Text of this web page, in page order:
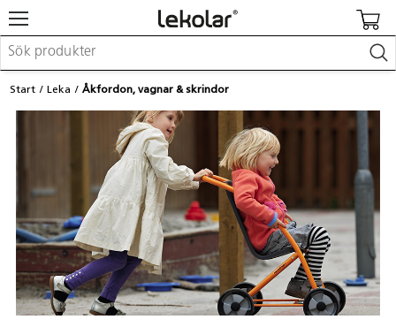
Möbler & inredning
Leka
Barnvagnar & småbarnsartiklar
Skolförbrukning & kontorsmaterial
Logga in / Registrera dig
Hitta din säljare
Start Leka Åkfordon, vagnar & skrindor